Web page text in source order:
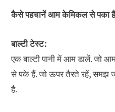
कैसे पहचानें आम केमिकल से पका
बाल्टी टेस्ट:
एक बाल्टी पानी में आम डालें. जो
से पके हैं. जो ऊपर तैरते रहें, समझ
है.